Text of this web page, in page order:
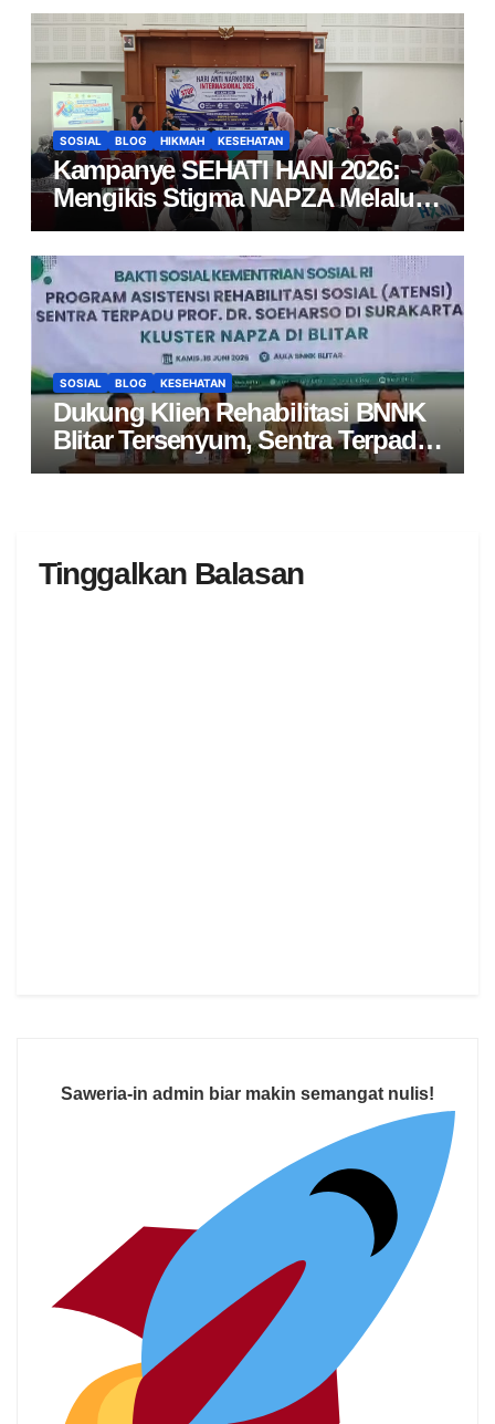
SOSIAL BLOG HIKMAH KESEHATAN
Kampanye SEHATI HANI 2026:
Mengikis Stigma NAPZA Melalui
Edukasi Interaktif dan Layanan
Kesehatan Gratis bagi Masyarakat
SOSIAL BLOG KESEHATAN
Dukung Klien Rehabilitasi BNNK
Blitar Tersenyum, Sentra Terpadu
Soeharso Salurkan Atensi
Tinggalkan Balasan
Saweria-in admin biar makin semangat nulis!